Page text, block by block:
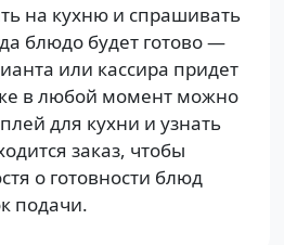
на кухню и спрашивать
блюдо будет готово —
или кассира придет
в любой момент можно
для кухни и узнать
заказ, чтобы
о готовности блюд
подачи.